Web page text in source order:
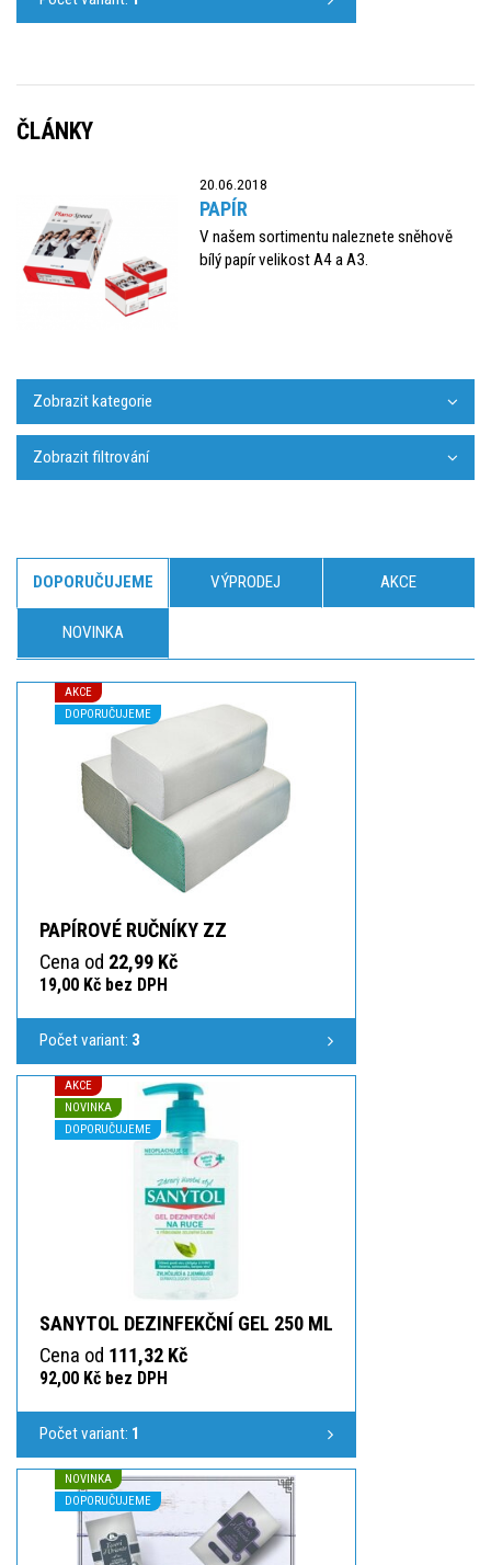
ČLÁNKY
20.06.2018
PAPÍR
V našem sortimentu naleznete sněhově
bílý papír velikost A4 a A3.
Zobrazit kategorie
Zobrazit filtrování
DOPORUČUJEME VÝPRODEJ AKCE
NOVINKA
AKCE
DOPORUČUJEME
PAPÍROVÉ RUČNÍKY ZZ
Cena od 22,99 Kč
19,00 Kč bez DPH
Počet variant: 3
AKCE
NOVINKA
DOPORUČUJEME
SANYTOL DEZINFEKČNÍ GEL 250 ML
Cena od 111,32 Kč
92,00 Kč bez DPH
Počet variant: 1
NOVINKA
DOPORUČUJEME